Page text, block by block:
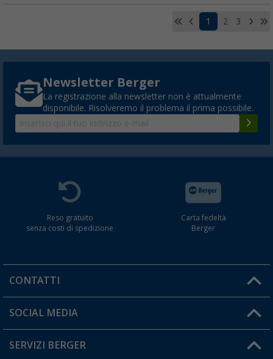
1 2 3
Newsletter Berger
La registrazione alla newsletter non è attualmente
disponibile. Risolveremo il problema il prima possibile.
Reso gratuito
senza costi di spedizione
Carta fedeltà
Berger
CONTATTI
Orari di apertura del servizio:
Hai una domanda?
SOCIAL MEDIA
SERVIZI BERGER